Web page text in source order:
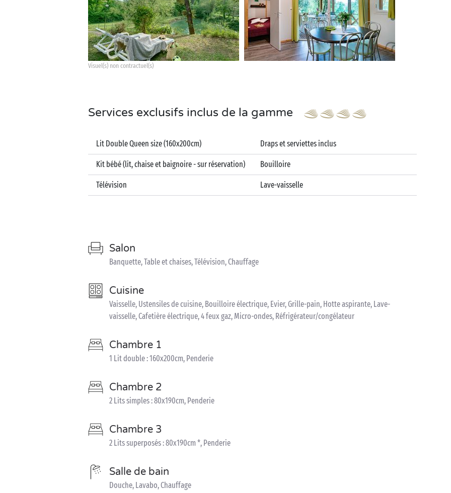
Visuel(s) non contractuel(s)
Services exclusifs inclus de la gamme
Lit Double Queen size (160x200cm)
Kit bébé (lit, chaise et baignoire - sur réservation)
Télévision
Draps et serviettes inclus
Bouilloire
Lave-vaisselle
Salon
Banquette, Table et chaises, Télévision, Chauffage
Cuisine
Vaisselle, Ustensiles de cuisine, Bouilloire électrique, Evier, Grille-pain, Hotte aspirante, Lave-
vaisselle, Cafetière électrique, 4 feux gaz, Micro-ondes, Réfrigérateur/congélateur
Chambre 1
1 Lit double : 160x200cm, Penderie
Chambre 2
2 Lits simples : 80x190cm, Penderie
Chambre 3
2 Lits superposés : 80x190cm *, Penderie
Salle de bain
Douche, Lavabo, Chauffage